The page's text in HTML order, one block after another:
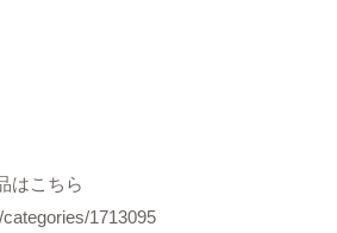
はこちら
1713095